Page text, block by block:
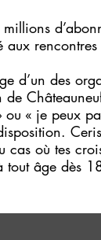
aux
d’un des
ou « je peux
où tes
âge dès